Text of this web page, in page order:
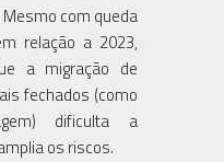
com queda
relação a 2023,
a migração de
fechados (como
dificulta a
os riscos.